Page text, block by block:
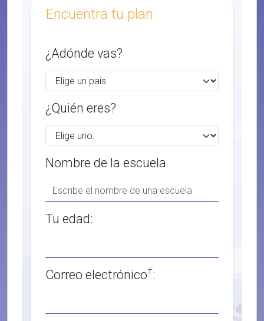
Encuentra tu plan
¿Adónde vas?
¿Quién eres?
Nombre de la escuela
Tu edad:
Correo electrónico†: